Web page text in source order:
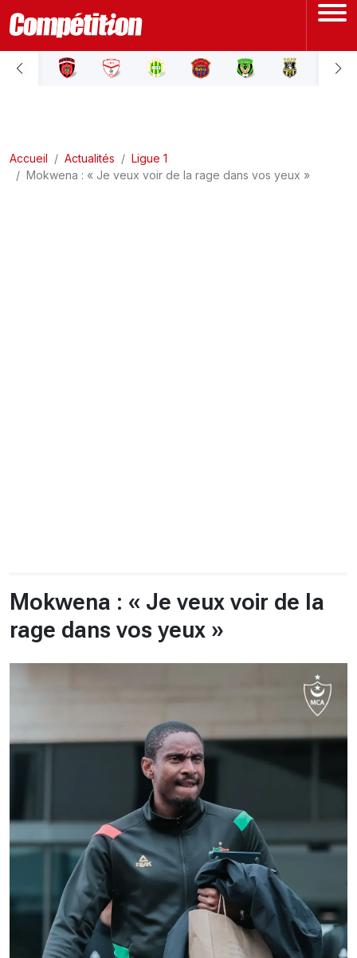
ACCUEIL
LIGUE 2
Accueil Actualités
Ligue 1
Mokwena : « Je veux voir de la rage dans vos yeux »
Mokwena : « Je veux voir de la
rage dans vos yeux »